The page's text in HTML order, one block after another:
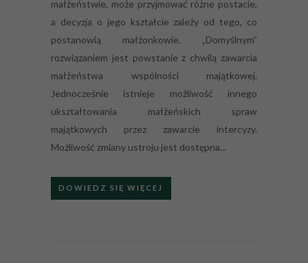
małżeństwie, może przyjmować różne postacie,
a decyzja o jego kształcie zależy od tego, co
postanowią małżonkowie. „Domyślnym”
rozwiązaniem jest powstanie z chwilą zawarcia
małżeństwa wspólności majątkowej.
Jednocześnie istnieje możliwość innego
ukształtowania małżeńskich spraw
majątkowych przez zawarcie intercyzy.
Możliwość zmiany ustroju jest dostępna...
DOWIEDZ SIĘ WIĘCEJ